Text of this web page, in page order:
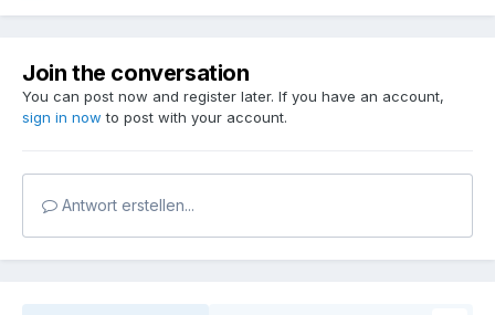
Join the conversation
You can post now and register later. If you have an account,
sign in now to post with your account.
Antwort erstellen...